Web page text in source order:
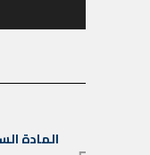
المادة